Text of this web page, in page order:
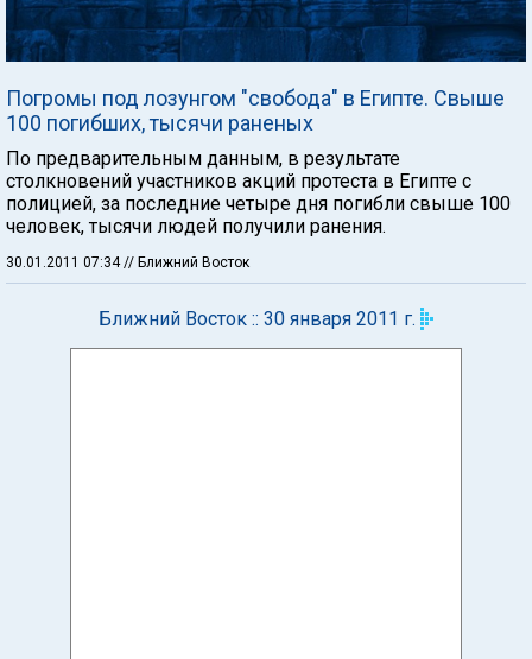
Погромы под лозунгом "свобода" в Египте. Свыше
100 погибших, тысячи раненых
По предварительным данным, в результате
столкновений участников акций протеста в Египте с
полицией, за последние четыре дня погибли свыше 100
человек, тысячи людей получили ранения.
30.01.2011 07:34 // Ближний Восток
Ближний Восток :: 30 января 2011 г.